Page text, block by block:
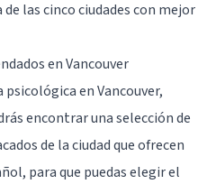
las cinco ciudades con mejor
en Vancouver
en Vancouver,
encontrar una selección de
de la ciudad que ofrecen
para que puedas elegir el